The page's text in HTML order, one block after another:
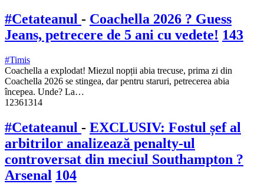
#Cetateanul - Coachella 2026 ? Guess
Jeans, petrecere de 5 ani cu vedete! 143
#Timis
Coachella a explodat! Miezul nopții abia trecuse, prima zi din
Coachella 2026 se stingea, dar pentru staruri, petrecerea abia
începea. Unde? La…
12361314
#Cetateanul - EXCLUSIV: Fostul șef al
arbitrilor analizează penalty-ul
controversat din meciul Southampton ?
Arsenal 104